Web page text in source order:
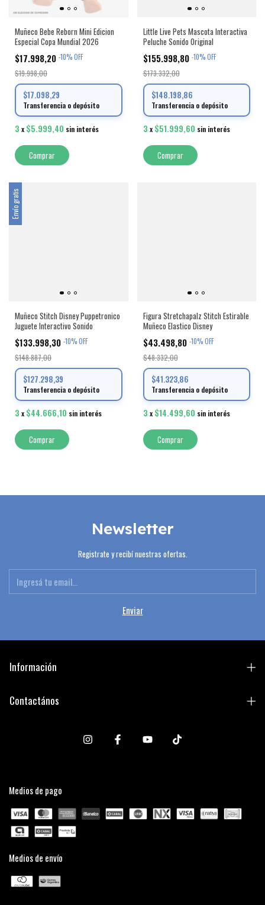
Muñeco Bebe Reborn Mini Edicion
Especial Copa Mundial 2026
$17.998,20 -10%OFF
$19.998,00
$17.098,29
Transferencia o depósito
3 x $5.999,40 sin interés
Little Live Pets Mascota Interactiva
Peluche Sonido Original
$155.998,80 -10%OFF
$173.332,00
$148.198,86
Transferencia o depósito
3 x $51.999,60 sin interés
Comprar
Envío gratis
Muñeco Stitch Disney Puppetronico
Juguete Interactivo Sonido
$133.998,30 -10%OFF
$148.887,00
$127.298,39
Transferencia o depósito
3 x $44.666,10 sin interés
Comprar
Figura Stretchapalz Stitch Estirable
Muñeco Elastico Disney
$43.498,80 -10%OFF
$48.332,00
$41.323,86
Transferencia o depósito
3 x $14.499,60 sin interés
Newsletter
Registrate y recibí nuestras ofertas.
Información
Contactános
Medios de pago
Medios de envío